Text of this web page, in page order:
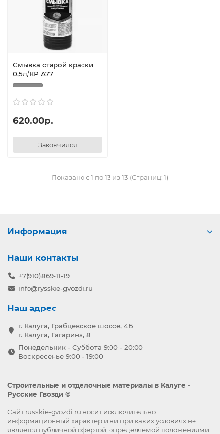
Смывка старой краски
0,5л/КР А77
620.00р.
Закончился
Показано с 1 по 13 из 13 (Страниц: 1)
Информация
Наши контакты
+7(910)869-11-19
info@rysskie-gvozdi.ru
Наш адрес
г. Калуга, Грабцевское шоссе, 4Б
г. Калуга, Гагарина, 8
Понедельник - Суббота 9:00 - 20:00
Воскресенье 9:00 - 19:00
Строительные и отделочные материалы в Калуге -
Русские Гвозди ©
Сайт russkie-gvozdi.ru носит исключительно
информационный характер и ни при каких условиях не
является публичной офертой, определяемой положениями